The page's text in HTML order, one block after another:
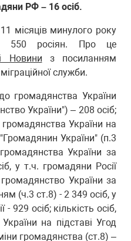
РФ – 16 осіб.
місяців минулого року
550 росіян. Про це
Новини з посиланням
служби.
громадянства України
України") – 208 осіб;
України на
"Громадянин України" (п.3
України за
у т.ч. громадяни Росії
України за
(ч.3 ст.8) - 2 349 осіб, у
929 осіб; кількість осіб,
на підставі Угод
громадянства (ст.8) –